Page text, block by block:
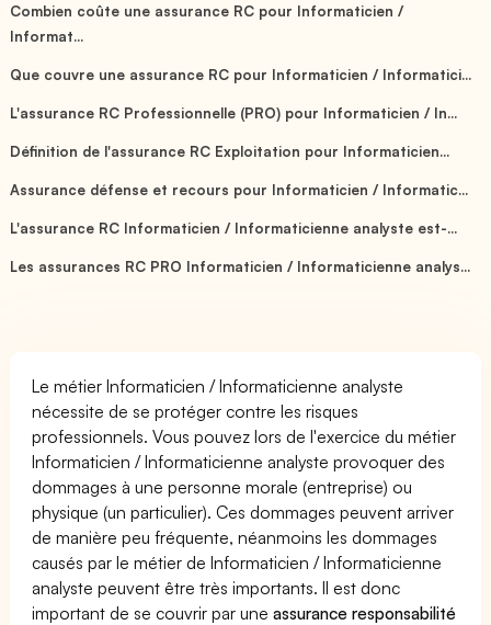
Combien coûte une assurance RC pour Informaticien /
Informat...
Que couvre une assurance RC pour Informaticien / Informatici...
L'assurance RC Professionnelle (PRO) pour Informaticien / In...
Définition de l'assurance RC Exploitation pour Informaticien...
Assurance défense et recours pour Informaticien / Informatic...
L'assurance RC Informaticien / Informaticienne analyste est-...
Les assurances RC PRO Informaticien / Informaticienne analys...
Le métier Informaticien / Informaticienne analyste
nécessite de se protéger contre les risques
professionnels. Vous pouvez lors de l'exercice du métier
Informaticien / Informaticienne analyste provoquer des
dommages à une personne morale (entreprise) ou
physique (un particulier). Ces dommages peuvent arriver
de manière peu fréquente, néanmoins les dommages
causés par le métier de Informaticien / Informaticienne
analyste peuvent être très importants. Il est donc
important de se couvrir par uneassurance responsabilité